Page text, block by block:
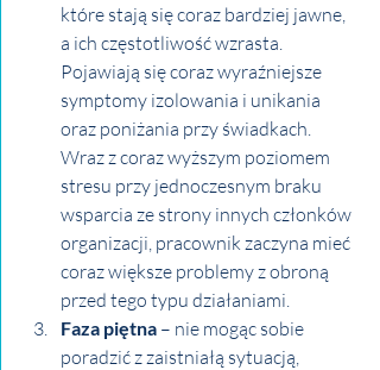
które stają się coraz bardziej jawne,
a ich częstotliwość wzrasta.
Pojawiają się coraz wyraźniejsze
symptomy izolowania i unikania
oraz poniżania przy świadkach.
Wraz z coraz wyższym poziomem
stresu przy jednoczesnym braku
wsparcia ze strony innych członków
organizacji, pracownik zaczyna mieć
coraz większe problemy z obroną
przed tego typu działaniami.
Faza piętna – nie mogąc sobie
poradzić z zaistniałą sytuacją,